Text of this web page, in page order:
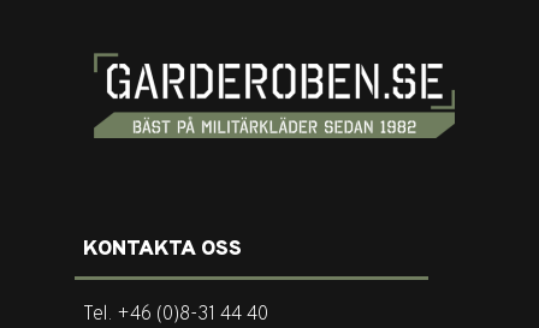
KONTAKTA OSS
Tel. +46 (0)8-31 44 40